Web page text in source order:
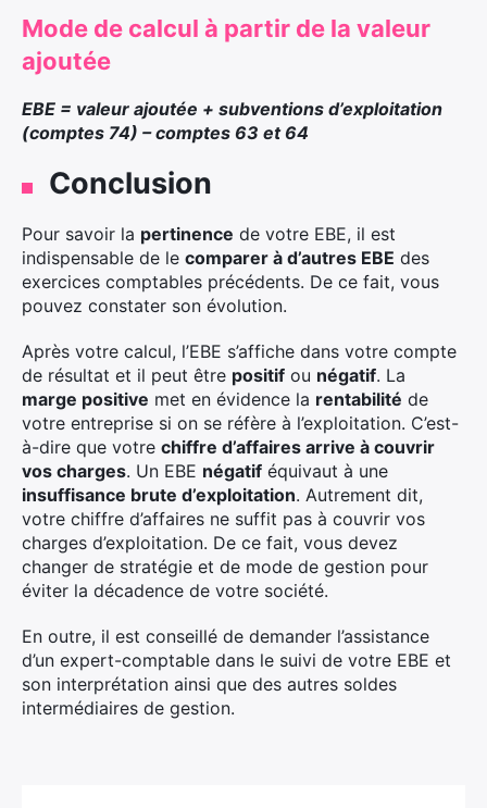
Mode de calcul à partir de la valeur
ajoutée
EBE = valeur ajoutée + subventions d’exploitation
(comptes 74) – comptes 63 et 64
Conclusion
Pour savoir la pertinence de votre EBE, il est
indispensable de le comparer à d’autres EBE des
exercices comptables précédents. De ce fait, vous
pouvez constater son évolution.
Après votre calcul, l’EBE s’affiche dans votre compte
de résultat et il peut être positif ou négatif. La
marge positive met en évidence la rentabilité de
votre entreprise si on se réfère à l’exploitation. C’est-
à-dire que votre chiffre d’affaires arrive à couvrir
vos charges. Un EBE négatif équivaut à une
insuffisance brute d’exploitation. Autrement dit,
votre chiffre d’affaires ne suffit pas à couvrir vos
charges d’exploitation. De ce fait, vous devez
changer de stratégie et de mode de gestion pour
éviter la décadence de votre société.
En outre, il est conseillé de demander l’assistance
d’un expert-comptable dans le suivi de votre EBE et
son interprétation ainsi que des autres soldes
intermédiaires de gestion.